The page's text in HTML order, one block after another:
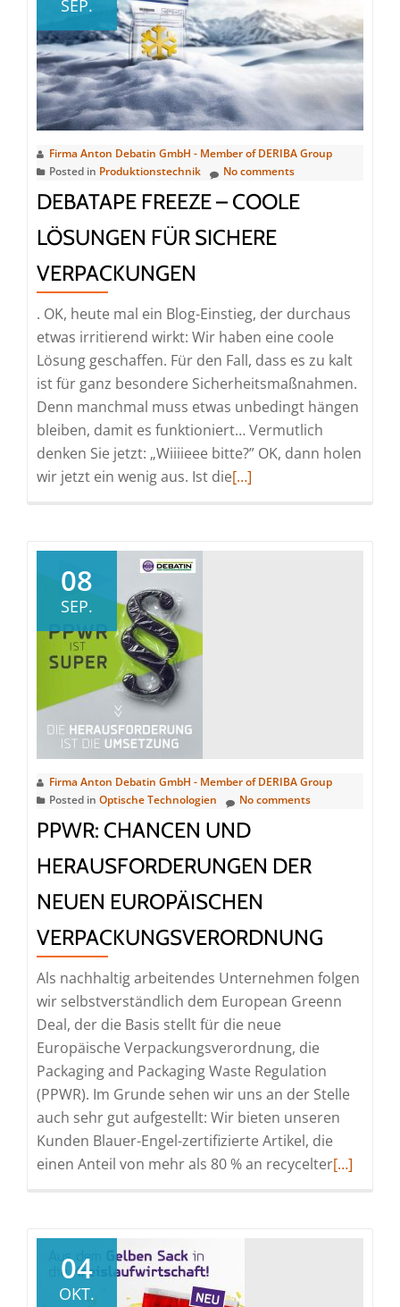
in
der
Labor-
Nachhaltigkeit
SEP.
Firma Anton Debatin GmbH - Member of DERIBA Group
Posted in Produktionstechnik No comments
DEBATAPE FREEZE – COOLE
LÖSUNGEN FÜR SICHERE
VERPACKUNGEN
. OK, heute mal ein Blog-Einstieg, der durchaus
etwas irritierend wirkt: Wir haben eine coole
Lösung geschaffen. Für den Fall, dass es zu kalt
ist für ganz besondere Sicherheitsmaßnahmen.
Denn manchmal muss etwas unbedingt hängen
bleiben, damit es funktioniert… Vermutlich
denken Sie jetzt: „Wiiiieee bitte?” OK, dann holen
wir jetzt ein wenig aus. Ist dieRead
[…]
08
SEP.
Firma Anton Debatin GmbH - Member of DERIBA Group
Posted in Optische Technologien No comments
PPWR: CHANCEN UND
HERAUSFORDERUNGEN DER
NEUEN EUROPÄISCHEN
VERPACKUNGSVERORDNUNG
Als nachhaltig arbeitendes Unternehmen folgen
wir selbstverständlich dem European Greenn
Deal, der die Basis stellt für die neue
Europäische Verpackungsverordnung, die
Packaging and Packaging Waste Regulation
(PPWR). Im Grunde sehen wir uns an der Stelle
auch sehr gut aufgestellt: Wir bieten unseren
Kunden Blauer-Engel-zertifizierte Artikel, die
einen Anteil von mehr als 80 % an recycelterRead
[…]
04
OKT.